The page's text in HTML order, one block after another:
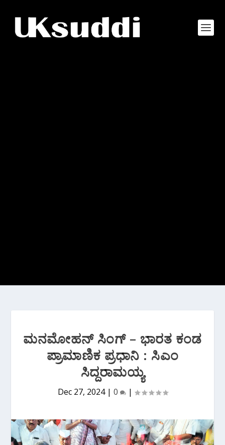
ಮನಮೋಹನ್ ಸಿಂಗ್ – ಭಾರತ ಕಂಡ
ಪ್ರಾಮಾಣಿಕ ಪ್ರಧಾನಿ : ಸಿಎಂ
ಸಿದ್ದರಾಮಯ್ಯ
Dec 27, 2024| 0 |